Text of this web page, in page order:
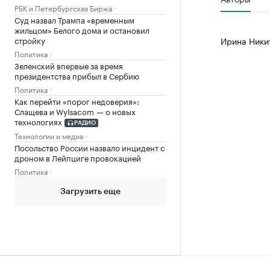
РБК и Петербургская Биржа
Суд назвал Трампа «временным
жильцом» Белого дома и остановил
стройку
Политика
Зеленский впервые за время
президентства прибыл в Сербию
Политика
Как перейти «порог недоверия»:
Слащева и Wylsacom — о новых
технологиях
РАДИО
Технологии и медиа
Посольство России назвало инцидент с
дроном в Лейпциге провокацией
Политика
Загрузить еще
Ирина